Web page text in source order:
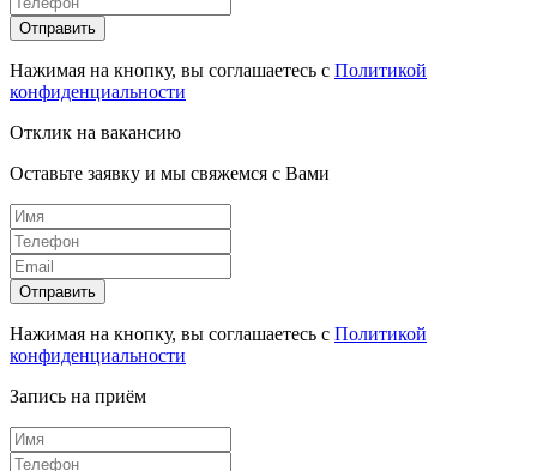
Отправить
Нажимая на кнопку, вы соглашаетесь с Политикой
конфиденциальности
Отклик на вакансию
Оставьте заявку и мы свяжемся с Вами
Отправить
Нажимая на кнопку, вы соглашаетесь с Политикой
конфиденциальности
Запись на приём